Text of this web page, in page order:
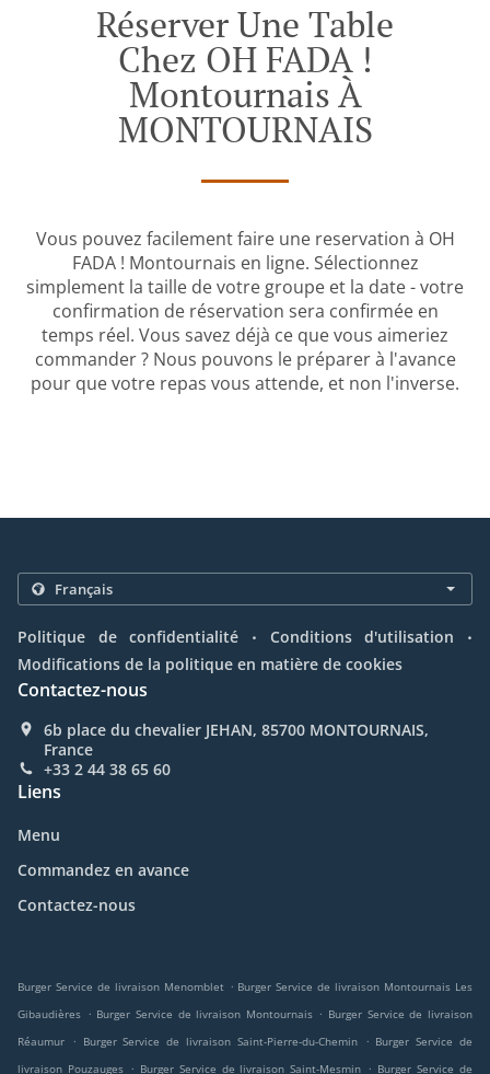
Réserver Une Table
Chez OH FADA !
Montournais À
MONTOURNAIS
Vous pouvez facilement faire une reservation à OH
FADA ! Montournais en ligne. Sélectionnez
simplement la taille de votre groupe et la date - votre
confirmation de réservation sera confirmée en
temps réel. Vous savez déjà ce que vous aimeriez
commander ? Nous pouvons le préparer à l'avance
pour que votre repas vous attende, et non l'inverse.
Politique de confidentialité . Conditions d'utilisation .
Modifications de la politique en matière de cookies
Contactez-nous
6b place du chevalier JEHAN, 85700 MONTOURNAIS,
France
+33 2 44 38 65 60
Liens
Menu
Commandez en avance
Contactez-nous
Burger Service de livraison Menomblet . Burger Service de livraison Montournais Les
Gibaudières . Burger Service de livraison Montournais . Burger Service de livraison
Réaumur
. Burger Service de livraison Saint-Pierre-du-Chemin . Burger Service de
livraison Pouzauges . Burger Service de livraison Saint-Mesmin . Burger Service de